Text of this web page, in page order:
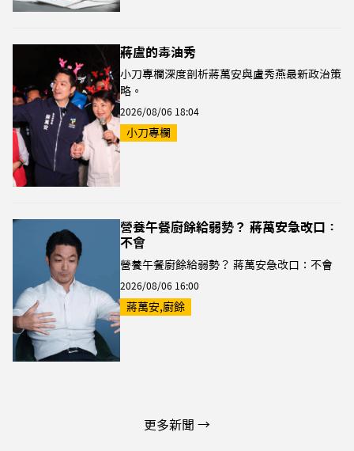
蔣盧的毒油秀
小刀專欄深度剖析蔣萬安與盧秀燕最新政治策
略。
2026/08/06 18:04
小刀專欄
營養午餐廚餘給弱勢？ 蔣萬安急改口：
不會
營養午餐廚餘給弱勢？ 蔣萬安急改口：不會
2026/08/06 16:00
蔣萬安,廚餘
更多新聞 →